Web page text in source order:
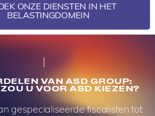
ONZE DIENSTEN IN HET
BELASTINGDOMEIN
VAN ASD GROUP:
U VOOR ASD KIEZEN?
gespecialiseerde fiscalisten tot